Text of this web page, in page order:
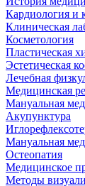
Кардиология и
Клиническая
Косметология
Пластическая
Эстетическая
Лечебная
Медицинская
Мануальная
Акупунктура
Мануальная
Остеопатия
Медицинское
Методы